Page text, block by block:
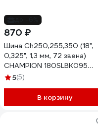
870 ₽
Шина Ch250,255,350 (18",
0,325", 1,3 мм, 72 звена)
CHAMPION 180SLВK095
952913
5(5)
В корзину